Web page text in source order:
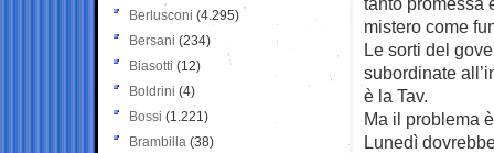
mistero come
Le sorti del
subordinate
è la Tav.
Ma il problema
Lunedì
Berlusconi (4.295)
Bersani (234)
Biasotti (12)
Boldrini (4)
Bossi (1.221)
Brambilla (38)